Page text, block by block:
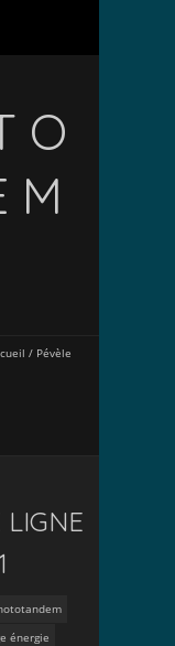
O
M
/ Pévèle
LIGNE
énergie